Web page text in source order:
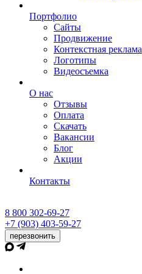
Портфолио
Сайты
Продвижение
Контекстная реклама
Логотипы
Видеосъемка
О нас
Отзывы
Оплата
Скачать
Вакансии
Блог
Акции
Контакты
8 800 302-69-27
+7 (903) 403-59-27
перезвонить